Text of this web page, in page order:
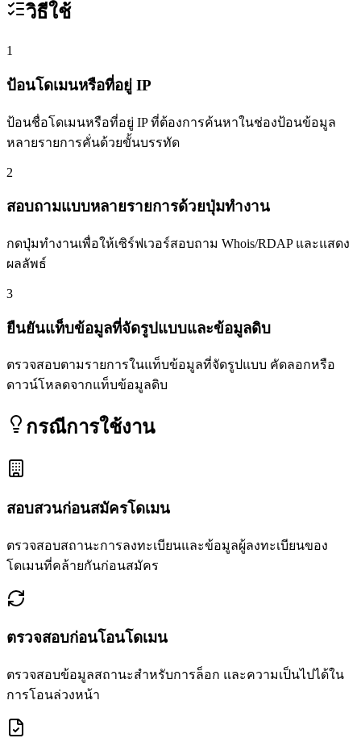
วิธีใช้
1
ป้อนโดเมนหรือที่อยู่ IP
ป้อนชื่อโดเมนหรือที่อยู่ IP ที่ต้องการค้นหาในช่องป้อนข้อมูล
หลายรายการคั่นด้วยขั้นบรรทัด
2
สอบถามแบบหลายรายการด้วยปุ่มทำงาน
กดปุ่มทำงานเพื่อให้เซิร์ฟเวอร์สอบถาม Whois/RDAP และแสดง
ผลลัพธ์
3
ยืนยันแท็บข้อมูลที่จัดรูปแบบและข้อมูลดิบ
ตรวจสอบตามรายการในแท็บข้อมูลที่จัดรูปแบบ คัดลอกหรือ
ดาวน์โหลดจากแท็บข้อมูลดิบ
กรณีการใช้งาน
สอบสวนก่อนสมัครโดเมน
ตรวจสอบสถานะการลงทะเบียนและข้อมูลผู้ลงทะเบียนของ
โดเมนที่คล้ายกันก่อนสมัคร
ตรวจสอบก่อนโอนโดเมน
ตรวจสอบข้อมูลสถานะสำหรับการล็อก และความเป็นไปได้ใน
การโอนล่วงหน้า